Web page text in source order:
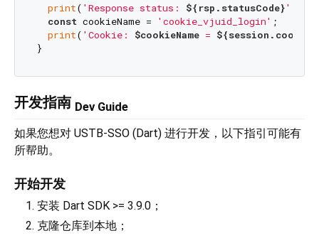
print( 'Response status: ${rsp.statusCode}'
const cookieName = 'cookie_vjuid_login' ;
print( 'Cookie: $cookieName =
开发指南 Dev Guide
如果您想对 USTB-SSO (Dart) 进行开发，以下指引可能有
所帮助。
开始开发
安装 Dart SDK >= 3.9.0；
克隆仓库到本地；